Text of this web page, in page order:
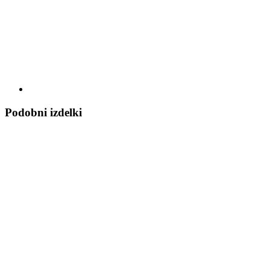
Podobni izdelki